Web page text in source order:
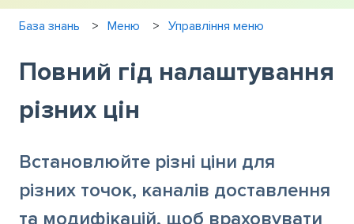
База знань Меню Управління меню
Повний гід налаштування
різних цін
Встановлюйте різні ціни для
різних точок, каналів доставлення
та модифікацій, щоб враховувати